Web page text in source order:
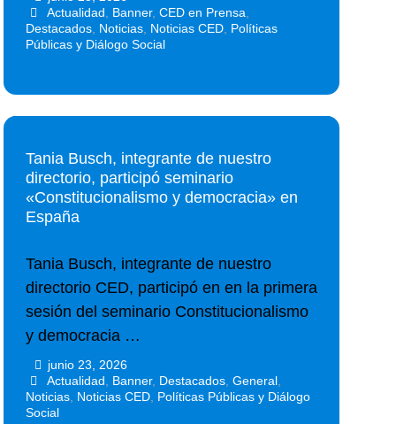
Actualidad Banner, CED en Prensa
Destacados Noticias Noticias CED Políticas
Públicas y Diálogo Social
Tania Busch, integrante de nuestro
directorio, participó seminario
«Constitucionalismo y democracia» en
España
Tania Busch, integrante de nuestro
directorio CED, participó en en la primera
sesión del seminario Constitucionalismo
y democracia …
junio 23, 2026
Actualidad Banner, Destacados, General,
Noticias Noticias CED Políticas Públicas y Diálogo
Social